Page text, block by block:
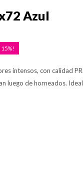
Azul
15
intensos, con calidad
luego de horneados.